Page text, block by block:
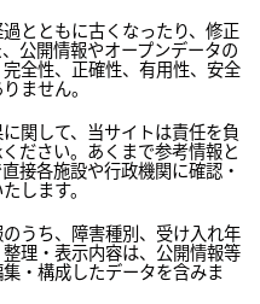
とともに古くなったり、修正
公開情報やオープンデータの
全性、正確性、有用性、安全
ません。
関して、当サイトは責任を負
ださい。あくまで参考情報と
接各施設や行政機関に確認・
します。
うち、障害種別、受け入れ年
理・表示内容は、公開情報等
・構成したデータを含みま